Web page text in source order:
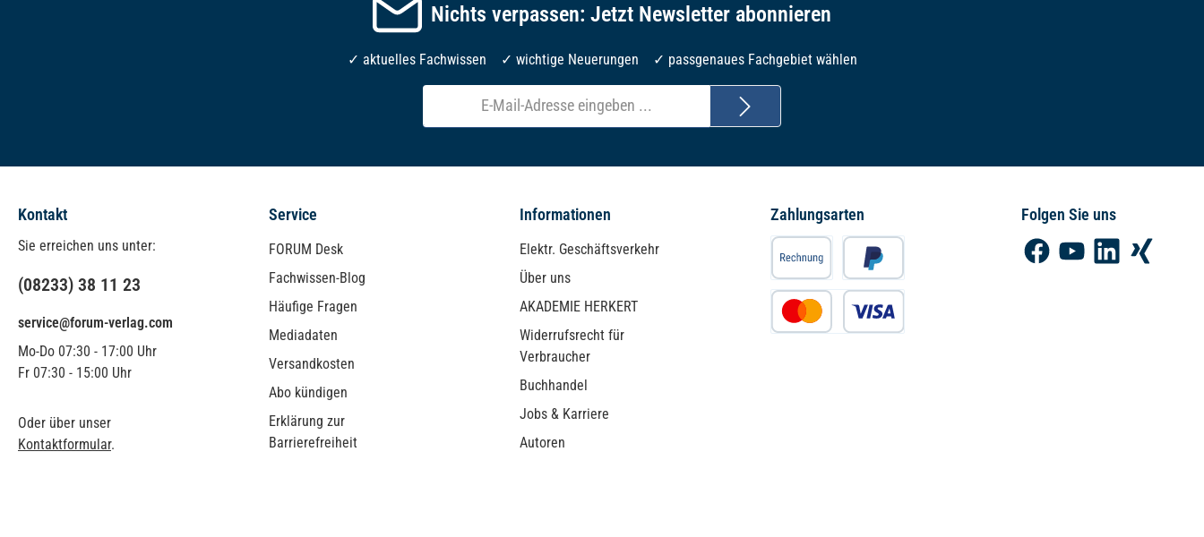
Nichts verpassen: Jetzt Newsletter abonnieren
✓ aktuelles Fachwissen ✓ wichtige Neuerungen ✓ passgenaues Fachgebiet wählen
Kontakt
Sie erreichen uns unter:
(08233) 38 11 23
service@forum-verlag.com
Mo-Do 07:30 - 17:00 Uhr
Fr 07:30 - 15:00 Uhr
Oder über unser
Kontaktformular.
Service
FORUM Desk
Fachwissen-Blog
Häufige Fragen
Mediadaten
Versandkosten
Abo kündigen
Erklärung zur
Barrierefreiheit
Informationen
Elektr. Geschäftsverkehr
Über uns
AKADEMIE HERKERT
Widerrufsrecht für
Verbraucher
Buchhandel
Jobs & Karriere
Autoren
Zahlungsarten Folgen Sie uns
FacebookYouTubeLinkedInXing